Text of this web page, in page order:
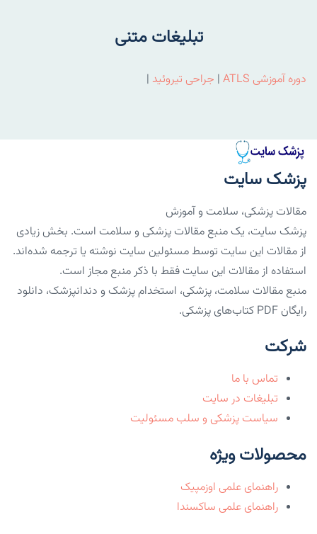
تبلیغات متنی
دوره آموزشی ATLS | جراحی تیروئید |
پزشک سایت
مقالات پزشکی، سلامت و آموزش
پزشک سایت، یک منبع مقالات پزشکی و سلامت است. بخش زیادی
از مقالات این سایت توسط مسئولین سایت نوشته یا ترجمه شده‌اند.
استفاده از مقالات این سایت فقط با ذکر منبع مجاز است.
منبع مقالات سلامت، پزشکی، استخدام پزشک و دندانپزشک، دانلود
رایگان PDF کتاب‌های پزشکی.
شرکت
تماس با ما
تبلیغات در سایت
سیاست پزشکی و سلب مسئولیت
محصولات ویژه
راهنمای علمی اوزمپیک
راهنمای علمی ساکسندا